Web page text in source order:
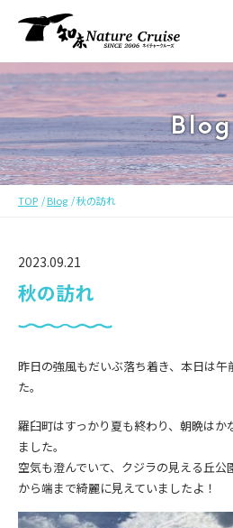
Blog
TOP Blog 秋の訪れ
2023.09.21
秋の訪れ
昨日の強風もだいぶ落ち着き、本日は
た。
羅臼町はすっかり夏も終わり、朝晩はか
ました。
空気も澄んでいて、クジラの見える丘
から端まで綺麗に見えていましたよ！